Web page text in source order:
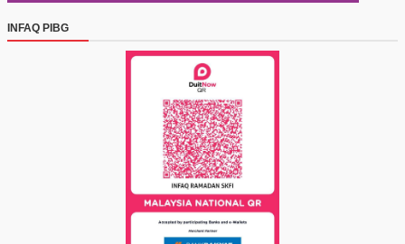
INFAQ PIBG